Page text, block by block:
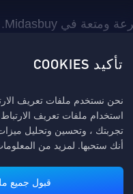
تأكيد COOKIES
نحن نستخدم ملفات تعريف
استخدام ملفات تعريف
تجربتك ، وتحسين وتحليل ميزات
أنك ستحبها. لمزيد من
قبول جميع
طرق الدفع